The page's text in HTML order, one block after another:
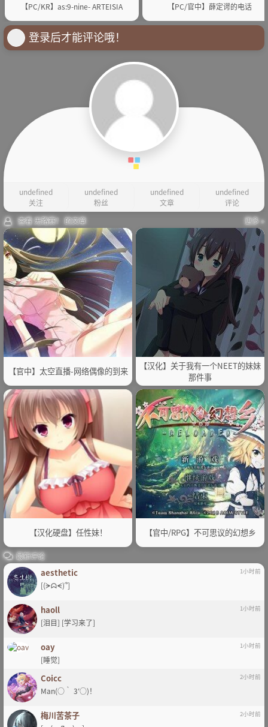
【PC/KR】as:9-nine- ARTEISIA 【PC/官中】薛定谔的电话
登录后才能评论哦！
undefined
关注
undefined
粉丝
undefined
文章
undefined
评论
查看 无路赛！ 的文章
更多 »
【官中】太空直播-网络偶像的到来
【汉化】关于我有一个NEET的妹妹
那件事
【汉化硬盘】任性妹！ 【官中/RPG】不可思议的幻想乡
最新评论
aesthetic 1小时前
[(ᗒᗣᗕ)՞]
haoll 1小时前
[泪目] [学习来了]
oay 1小时前
[睡觉]
Coicc 2小时前
Man(○｀ 3′○)！
梅川苦茶子 2小时前